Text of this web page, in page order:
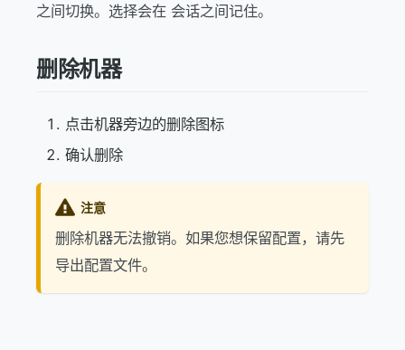
之间切换。选择会在 会话之间记住。
删除机器
点击机器旁边的删除图标
确认删除
注意
删除机器无法撤销。如果您想保留配置，请先
导出配置文件。